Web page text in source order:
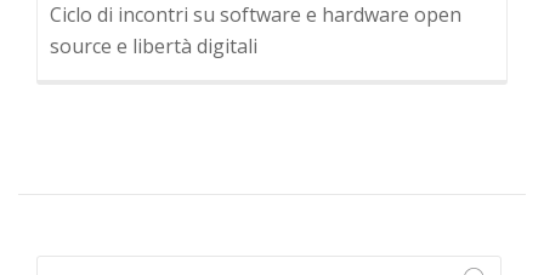
Ciclo di incontri su software e hardware open
source e libertà digitali